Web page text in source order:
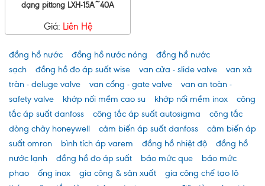
dạng pittong LXH-15A~40A
Giá: Liên Hệ
đồng hồ nước đồng hồ nước nóng
đồng hồ nước
sạch
đồng hồ đo áp suất wise van cửa - slide valve
van xả
tràn - deluge valve
van cổng - gate valve
van an toàn -
safety valve
khớp nối mềm cao su khớp nối mềm inox
công
tắc áp suất danfoss
công tắc áp suất autosigma
công tắc
dòng chảy honeywell
cảm biến áp suất danfoss
cảm biến áp
suất omron
bình tích áp varem đồng hồ nhiệt độ
đồng hồ
nước lạnh
đồng hồ đo áp suất báo mức que
báo mức
phao
ống inox gia công & sản xuất
gia công chế tạo lô